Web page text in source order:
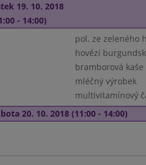
19. 10. 2018
- 14:00)
pol. ze zeleného
hovězí
bramborová kaše
mléčný výrobek
multivitamínový
20. 10. 2018 (11:00 - 14:00)